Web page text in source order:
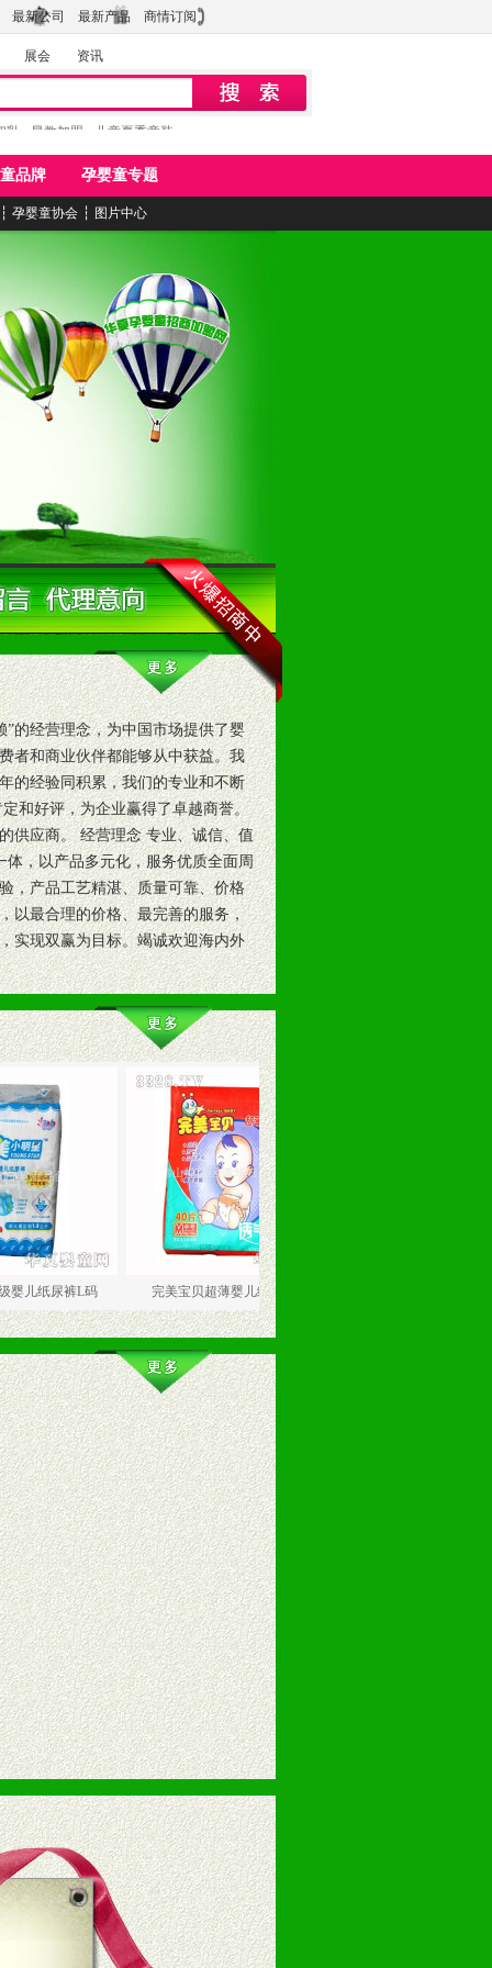
最新公司 最新产品 商情订阅
展会 资讯
乳 早教加盟 儿童夏季童装
品牌 孕婴童专题
┆ 孕婴童协会 ┆ 图片中心
的经营理念，为中国市场提供了婴
者和商业伙伴都能够从中获益。我
的经验同积累，我们的专业和不断
和好评，为企业赢得了卓越商誉。
供应商。 经营理念 专业、诚信、值
，以产品多元化，服务优质全面周
，产品工艺精湛、质量可靠、价格
以最合理的价格、最完善的服务，
实现双赢为目标。竭诚欢迎海内外
L码 完美宝贝超薄婴儿纸尿裤M码